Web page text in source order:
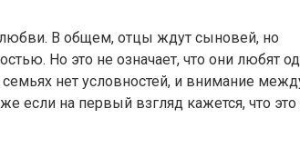
любви. В общем, отцы ждут сыновей, но
Но это не означает, что они любят
нет условностей, и внимание
если на первый взгляд кажется, что это